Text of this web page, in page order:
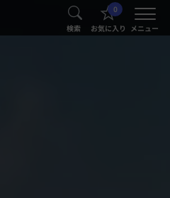
検索
0
お気に入り メニュー
®